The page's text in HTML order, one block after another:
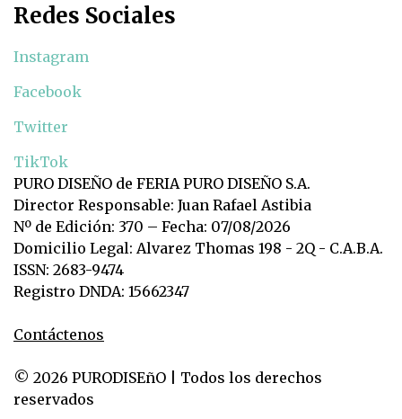
Redes Sociales
Instagram
Facebook
Twitter
TikTok
PURO DISEÑO de FERIA PURO DISEÑO S.A.
Director Responsable: Juan Rafael Astibia
Nº de Edición: 370 – Fecha: 07/08/2026
Domicilio Legal: Alvarez Thomas 198 - 2Q - C.A.B.A.
ISSN: 2683-9474
Registro DNDA: 15662347
Contáctenos
© 2026 PURODISEñO | Todos los derechos
reservados